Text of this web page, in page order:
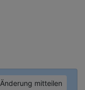
Änderung mitteilen